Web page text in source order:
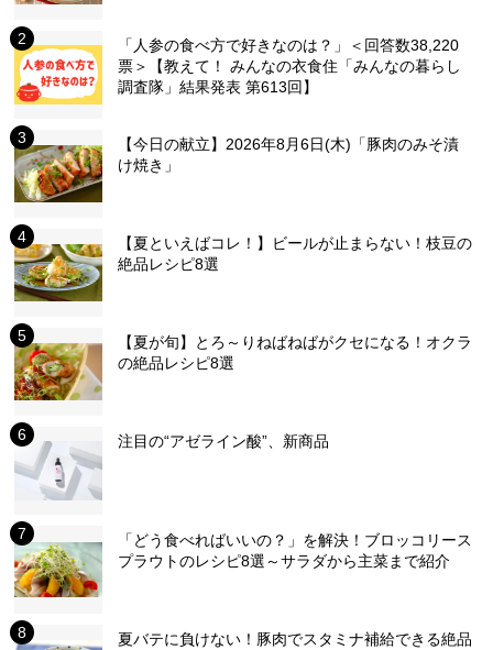
「人参の食べ方で好きなのは？」＜回答数38,220
票＞【教えて！ みんなの衣食住「みんなの暮らし
調査隊」結果発表 第613回】
【今日の献立】2026年8月6日(木)「豚肉のみそ漬
け焼き」
【夏といえばコレ！】ビールが止まらない！枝豆の
絶品レシピ8選
【夏が旬】とろ～りねばねばがクセになる！オクラ
の絶品レシピ8選
注目の“アゼライン酸”、新商品
「どう食べればいいの？」を解決！ブロッコリース
プラウトのレシピ8選～サラダから主菜まで紹介
夏バテに負けない！豚肉でスタミナ補給できる絶品